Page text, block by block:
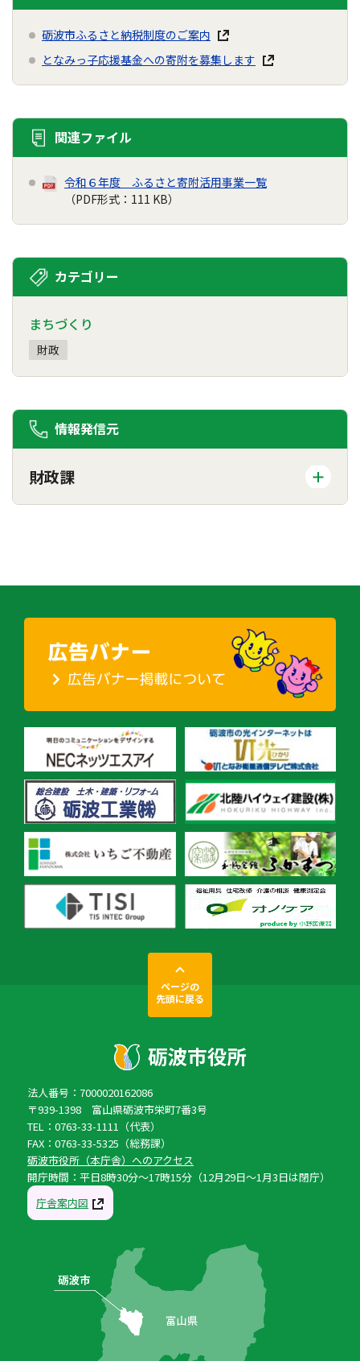
砺波市ふるさと納税制度のご案内
となみっ子応援基金への寄附を募集します
関連ファイル
令和６年度 ふるさと寄附活用事業一覧
（PDF形式：111 KB）
カテゴリー
まちづくり
財政
情報発信元
財政課
ページの
先頭に戻る
法人番号：7000020162086
〒939-1398 富山県砺波市栄町7番3号
TEL：0763-33-1111（代表）
FAX：0763-33-5325（総務課）
砺波市役所（本庁舎）へのアクセス
開庁時間：平日8時30分〜17時15分（12月29日〜1月3日は閉庁）
庁舎案内図